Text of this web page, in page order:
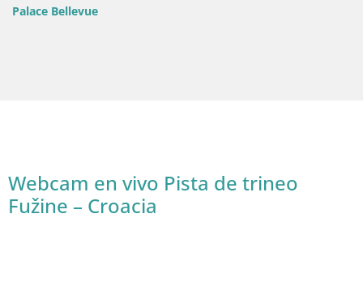
Palace Bellevue
Webcam en vivo Pista de trineo
Fužine – Croacia